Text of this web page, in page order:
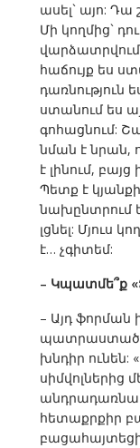
ասել` այո:
Մի կողմից`
հաճույք ես
դառնություն
ստանում ես
գոհացնում:
նման է նրան,
է լինում,
Պետք է
նախընտրում
լցնել: Մյուս
է… չգիտեմ:
– Կպատմե՞ք
– Այդ ֆորման
պատրաստած
խնդիր
սիմվոլներից
հետաքրքիր